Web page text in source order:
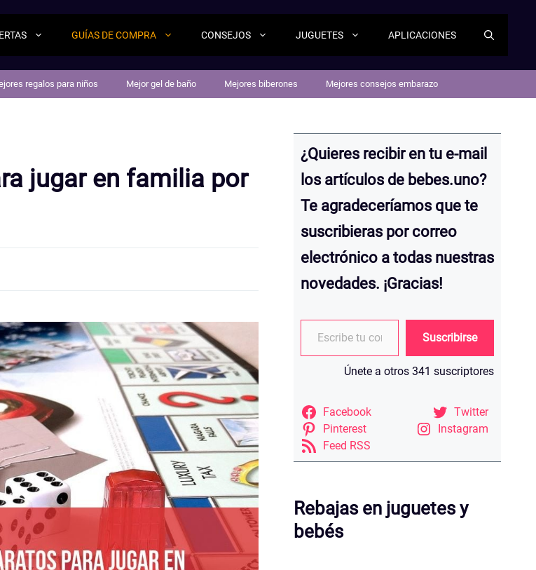
GUÍAS DE COMPRA CONSEJOS JUGUETES APLICACIONES
regalos para niños Mejor gel de baño Mejores biberones Mejores consejos embarazo
jugar en familia por
¿Quieres recibir en tu e-mail
los artículos de bebes.uno?
Te agradeceríamos que te
suscribieras por correo
electrónico a todas nuestras
novedades. ¡Gracias!
Escribe tu correo electrónico…
Suscribirse
Únete a otros 341 suscriptores
Facebook
Twitter
Pinterest
Instagram
Feed RSS
Rebajas en juguetes y
bebés